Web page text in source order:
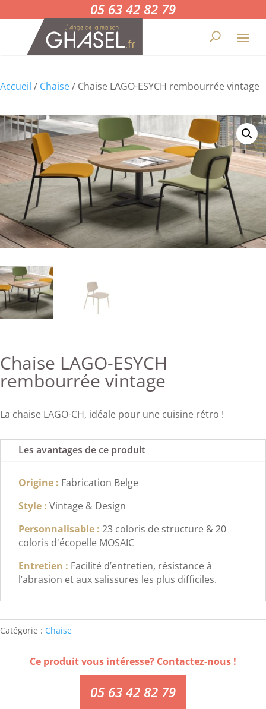
05 63 42 82 79
Accueil / Chaise/ Chaise LAGO-ESYCH rembourrée vintage
Chaise LAGO-ESYCH
rembourrée vintage
La chaise LAGO-CH, idéale pour une cuisine rétro !
Les avantages de ce produit
Origine : Fabrication Belge
Style : Vintage & Design
Personnalisable : 23 coloris de structure & 20
coloris d'écopelle MOSAIC
Entretien : Facilité d’entretien, résistance à
l’abrasion et aux salissures les plus difficiles.
Catégorie : Chaise
Ce produit vous intéresse? Contactez-nous !
05 63 42 82 79